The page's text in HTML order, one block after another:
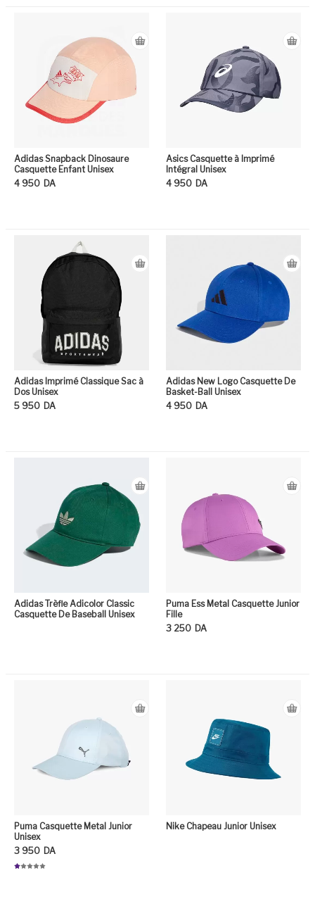
Adidas Snapback Dinosaure
Casquette Enfant Unisex
4 950 DA
Asics Casquette à Imprimé
Intégral Unisex
4 950 DA
Adidas Imprimé Classique Sac à
Dos Unisex
5 950 DA
Adidas New Logo Casquette De
Basket-Ball Unisex
4 950 DA
Adidas Trèfle Adicolor Classic
Casquette De Baseball Unisex
Puma Ess Metal Casquette Junior
Fille
3 250 DA
Puma Casquette Metal Junior
Unisex
3 950 DA
Nike Chapeau Junior Unisex